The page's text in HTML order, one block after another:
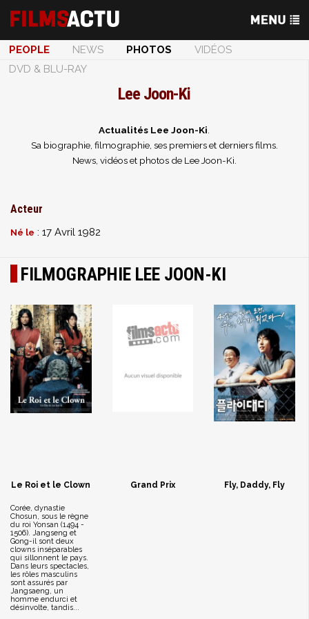
PEOPLE NEWS PHOTOS
VIDÉOS
DVD & BLU-RAY
Lee Joon-Ki
Actualités Lee Joon-Ki
Sa biographie, filmographie, ses premiers et derniers films.
News, vidéos et photos de Lee Joon-Ki.
Acteur
Né le : 17 Avril 1982
FILMOGRAPHIE LEE JOON-KI
Le Roi et le Clown
Corée, dynastie
Chosun, sous le règne
du roi Yonsan (1494 -
1506). Jangseng et
Gong-il sont deux
clowns inséparables
qui sillonnent le pays.
Dans leurs spectacles,
les rôles masculins
sont assurés par
Jangsaeng, un
homme endurci et
désinvolte, tandis...
Grand Prix Fly, Daddy, Fly